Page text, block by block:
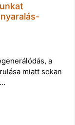
a
miatt sokan